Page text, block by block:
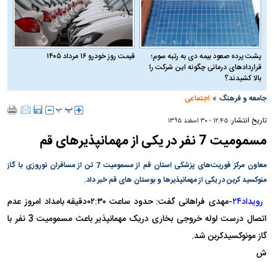
پشت پرده صعود بیمه دی به رتبه سوم؛
قراردادهای درمانی چگونه این شرکت را
بالا کشیدند؟
قیمت روز خودرو ۱۶ مرداد ۱۴۰۵
جامعه و فرهنگ »اجتماعی
تاریخ انتشار:۱۲:۴۵ - ۳۰ اسفند ۱۳۹۵
مسمومیت 7 نفر در یکی از مهمانپذیرهای قم
معاون مرکز فوریت‌های پزشکی استان قم‌ از مسمومیت 7 تن از مسافران نوروزی با گاز
منوکسید کربن در یکی از مهمانپذیرها و بوستان های قم خبر داد.
رویداد۲۴ -
مهدی فراهانی گفت: حدود ساعت ۰۲:۳۰دقیقه بامداد امروز عدم
اتصال درست لوله خروجی بخاری دریک مهمانپذیر باعث مسمومیت 3 نفر با
گاز مونوکسیدکربن شد.
ش